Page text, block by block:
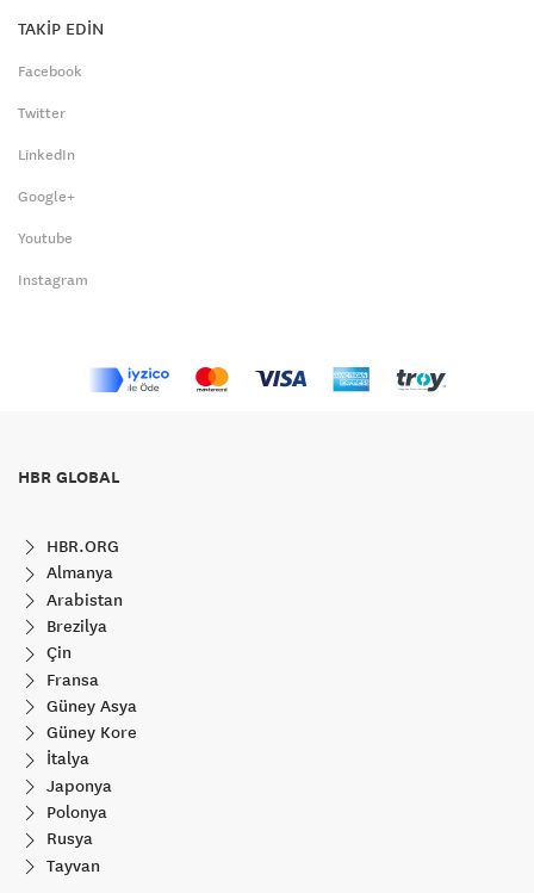
TAKİP EDİN
Facebook
Twitter
LinkedIn
Google+
Youtube
Instagram
HBR GLOBAL
HBR.ORG
Almanya
Arabistan
Brezilya
Çin
Fransa
Güney Asya
Güney Kore
İtalya
Japonya
Polonya
Rusya
Tayvan